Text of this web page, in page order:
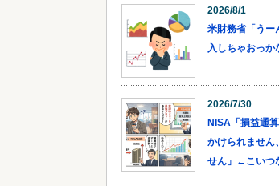
2026/8/1
米財務省「うー
入しちゃおっか
2026/7/30
NISA「損益通
かけられません
せん」←こいつ